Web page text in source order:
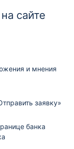
сайте
и мнения
заявку»
банка